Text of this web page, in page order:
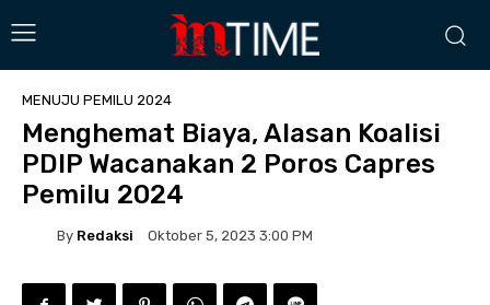
MENUJU PEMILU 2024
Menghemat Biaya, Alasan Koalisi
PDIP Wacanakan 2 Poros Capres
Pemilu 2024
By Redaksi Oktober 5, 2023 3:00 PM